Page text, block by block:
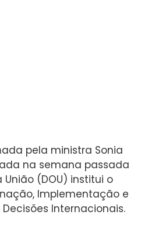
pela ministra Sonia
na semana passada
(DOU) institui o
Implementação e
Internacionais.